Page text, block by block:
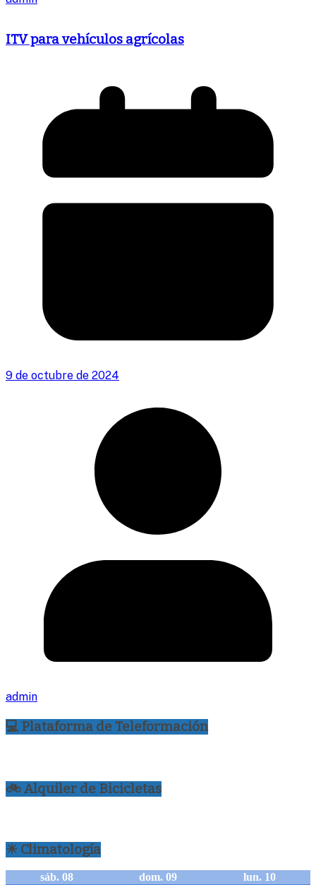
ITV para vehículos agrícolas
9 de octubre de 2024
admin
💻 Plataforma de Teleformación
🚲 Alquiler de Bicicletas
☀ Climatología